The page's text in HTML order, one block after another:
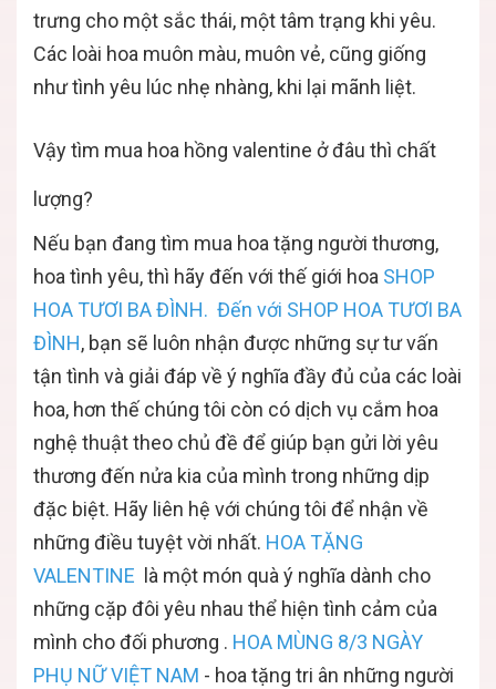
trưng cho một sắc thái, một tâm trạng khi yêu.
Các loài hoa muôn màu, muôn vẻ, cũng giống
như tình yêu lúc nhẹ nhàng, khi lại mãnh liệt.
Vậy tìm mua hoa hồng valentine ở đâu thì chất
lượng?
Nếu bạn đang tìm mua hoa tặng người thương,
hoa tình yêu, thì hãy đến với thế giới hoa SHOP
HOA TƯƠI BA ĐÌNH. Đến với SHOP HOA TƯƠI BA
ĐÌNH, bạn sẽ luôn nhận được những sự tư vấn
tận tình và giải đáp về ý nghĩa đầy đủ của các loài
hoa, hơn thế chúng tôi còn có dịch vụ cắm hoa
nghệ thuật theo chủ đề để giúp bạn gửi lời yêu
thương đến nửa kia của mình trong những dịp
đặc biệt. Hãy liên hệ với chúng tôi để nhận về
những điều tuyệt vời nhất. HOA TẶNG
VALENTINE là một món quà ý nghĩa dành cho
những cặp đôi yêu nhau thể hiện tình cảm của
mình cho đối phương . HOA MÙNG 8/3 NGÀY
PHỤ NỮ VIỆT NAM - hoa tặng tri ân những người